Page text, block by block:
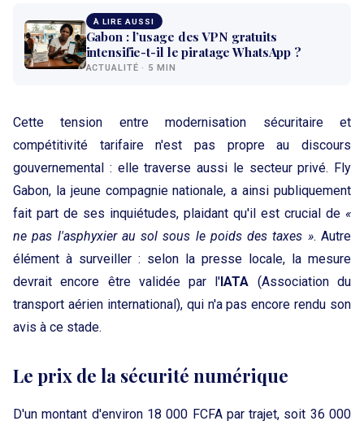
À LIRE AUSSI
Gabon : l’usage des VPN gratuits
intensifie-t-il le piratage WhatsApp ?
ACTUALITÉ · 5 MIN
Cette tension entre modernisation sécuritaire et
compétitivité tarifaire n'est pas propre au discours
gouvernemental : elle traverse aussi le secteur privé. Fly
Gabon, la jeune compagnie nationale, a ainsi publiquement
fait part de ses inquiétudes, plaidant qu'il est crucial de «
ne pas l'asphyxier au sol sous le poids des taxes ». Autre
élément à surveiller : selon la presse locale, la mesure
devrait encore être validée par l' IATA (Association du
transport aérien international), qui n'a pas encore rendu son
avis à ce stade.
Le prix de la sécurité numérique
D'un montant d'environ 18 000 FCFA par trajet, soit 36 000